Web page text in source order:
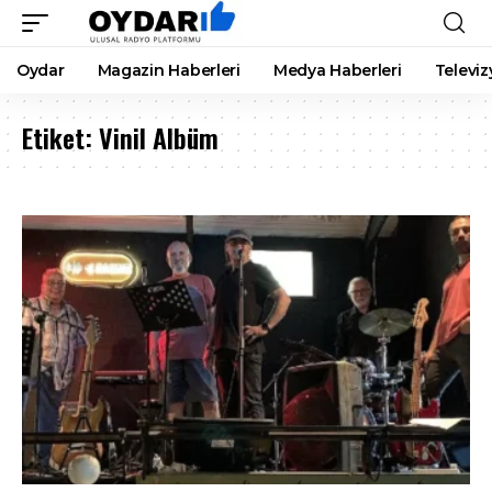
Oydar Magazin Haberleri Medya Haberleri
Etiket:Vinil Albüm